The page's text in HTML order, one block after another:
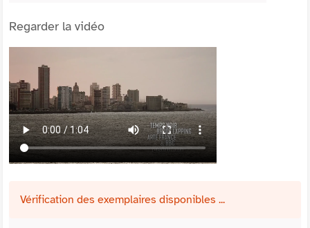
Regarder la vidéo
Vérification des exemplaires disponibles ...